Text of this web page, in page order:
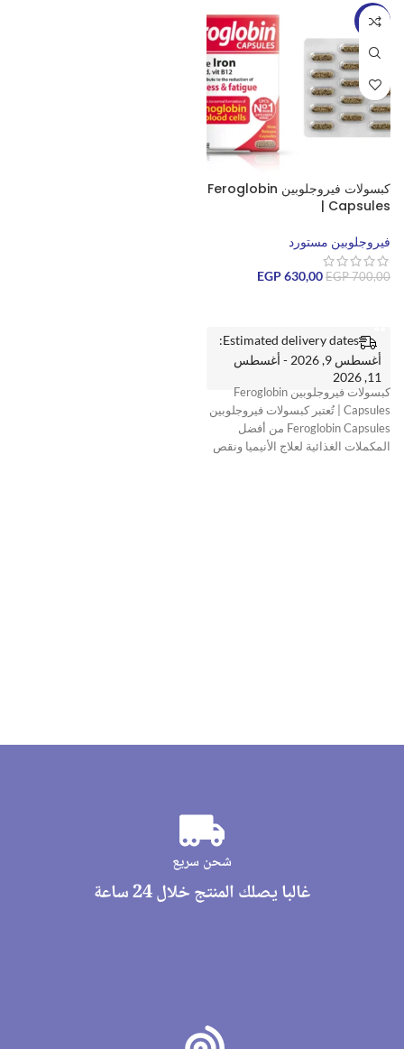
-10%
كبسولات فيروجلوبين Feroglobin
Capsules |
فيروجلوبين مستورد
EGP700,00
EGP630,00
Estimated delivery dates:
أغسطس 9, 2026 - أغسطس
11, 2026
كبسولات فيروجلوبين Feroglobin
Capsules | تُعتبر كبسولات فيروجلوبين
Feroglobin Capsules من أفضل
المكملات الغذائية لعلاج الأنيميا ونقص
شحن سريع
غالبا يصلك المنتج خلال 24 ساعة